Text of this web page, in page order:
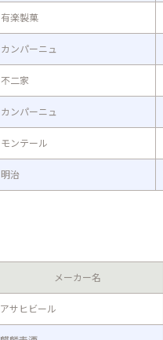
有楽製菓
カンパーニュ
不二家
カンパーニュ
モンテール
明治
メーカー名
アサヒビール